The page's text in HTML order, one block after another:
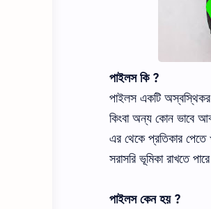
পাইলস কি ?
পাইলস একটি অস্বস্থিকর
কিংবা অন্য কোন ভাবে
এর থেকে প্রতিকার পেতে
সরাসরি ভূমিকা রাখতে
পাইলস কেন হয় ?